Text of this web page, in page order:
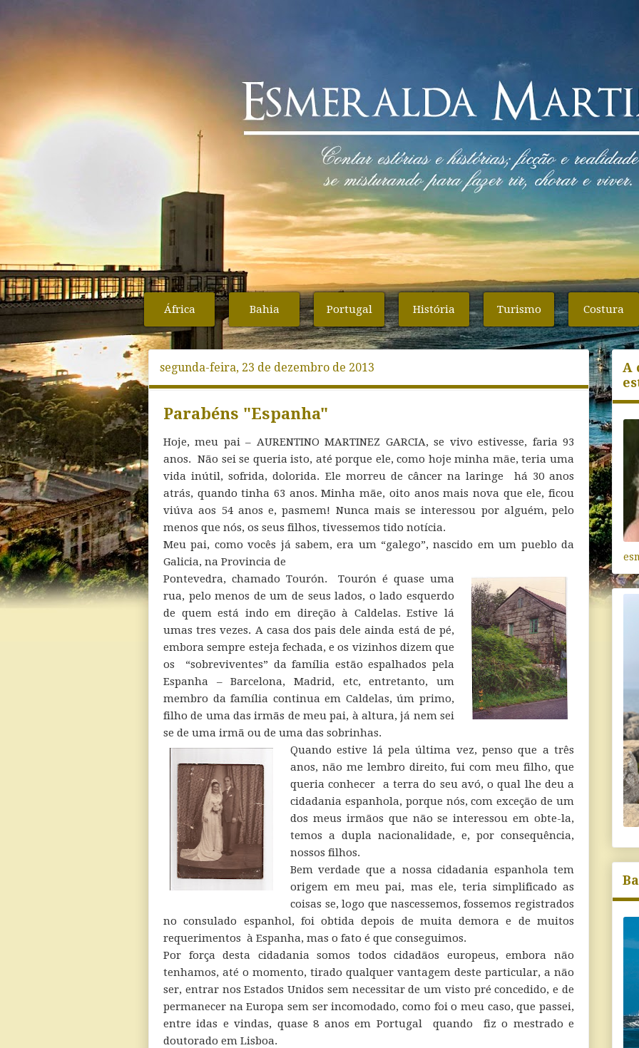
África Bahia Portugal História Turismo Costura
segunda-feira, 23 de dezembro de 2013
Parabéns "Espanha"
Hoje, meu pai – AURENTINO MARTINEZ GARCIA, se vivo estivesse, faria 93
anos. Não sei se queria isto, até porque ele, como hoje minha mãe, teria uma
vida inútil, sofrida, dolorida. Ele morreu de câncer na laringe há 30 anos
atrás, quando tinha 63 anos. Minha mãe, oito anos mais nova que ele, ficou
viúva aos 54 anos e, pasmem! Nunca mais se interessou por alguém, pelo
menos que nós, os seus filhos, tivessemos tido notícia.
Meu pai, como vocês já sabem, era um “galego”, nascido em um pueblo da
Galicia, na Provincia de
Pontevedra, chamado Tourón. Tourón é quase uma
rua, pelo menos de um de seus lados, o lado esquerdo
de quem está indo em direção à Caldelas. Estive lá
umas tres vezes. A casa dos pais dele ainda está de pé,
embora sempre esteja fechada, e os vizinhos dizem que
os “sobreviventes” da família estão espalhados pela
Espanha – Barcelona, Madrid, etc, entretanto, um
membro da família continua em Caldelas, úm primo,
filho de uma das irmãs de meu pai, à altura, já nem sei
se de uma irmã ou de uma das sobrinhas.
Quando estive lá pela última vez, penso que a três
anos, não me lembro direito, fui com meu filho, que
queria conhecer a terra do seu avó, o qual lhe deu a
cidadania espanhola, porque nós, com exceção de um
dos meus irmãos que não se interessou em obte-la,
temos a dupla nacionalidade, e, por consequência,
nossos filhos.
Bem verdade que a nossa cidadania espanhola tem
origem em meu pai, mas ele, teria simplificado as
coisas se, logo que nascessemos, fossemos registrados
no consulado espanhol, foi obtida depois de muita demora e de muitos
requerimentos à Espanha, mas o fato é que conseguimos.
Por força desta cidadania somos todos cidadãos europeus, embora não
tenhamos, até o momento, tirado qualquer vantagem deste particular, a não
ser, entrar nos Estados Unidos sem necessitar de um visto pré concedido, e de
permanecer na Europa sem ser incomodado, como foi o meu caso, que passei,
entre idas e vindas, quase 8 anos em Portugal quando fiz o mestrado e
doutorado em Lisboa.
A